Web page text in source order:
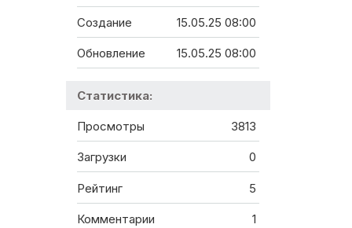
Создание 15.05.25 08:00
Обновление 15.05.25 08:00
Статистика:
Просмотры 3813
Загрузки 0
Рейтинг 5
Комментарии 1